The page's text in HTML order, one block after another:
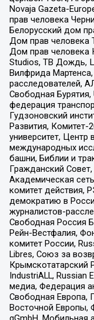
Novaja Gazeta-
прав человека
Белорусский дом
Дом прав человека
Дом прав человека
Studios, ТВ Дождь,
Вилфрида
расследователей,
Свободная
федерация
Гудзоновский
Развития, Комитет-
университет, Центр
международных
башни, Библии и
Гражданский
Академическая
комитет действия,
демократию в
журналистов-
Свободная Россия
Рейн-Вестфалия,
комитет России,
Libres, Союз за
Крымскотатарский
IndustriALL, Russian
медиа, Федерация
Свободная Европа,
Восточной Европы,